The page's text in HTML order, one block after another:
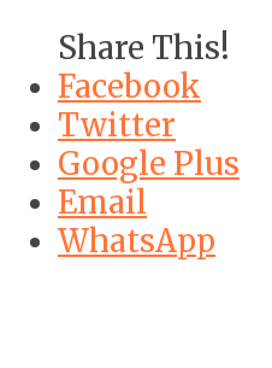
Share This!
Facebook
Twitter
Google Plus
Email
WhatsApp